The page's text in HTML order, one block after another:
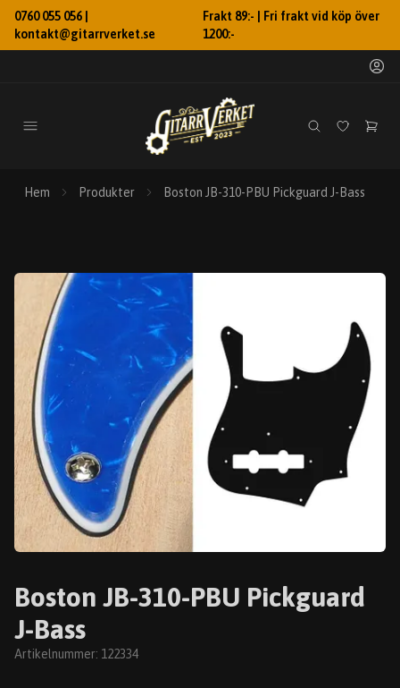
0760 055 056 |
kontakt@gitarrverket.se
Frakt 89:- | Fri frakt vid köp över
1200:-
Hem Produkter Boston JB-310-PBU Pickguard J-Bass
Boston JB-310-PBU Pickguard
J-Bass
Artikelnummer: 122334